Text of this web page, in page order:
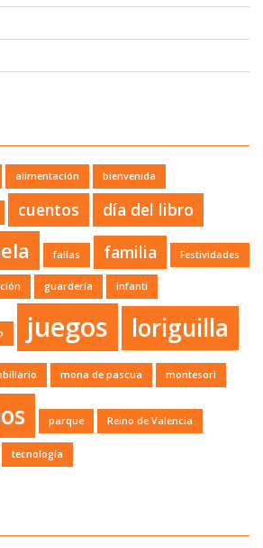
alimentación bienvenida
cuentos día del libro
fallas familia Festividades
guardería infanti
juegos loriguilla
mona de pascua montesori
parque Reino de Valencia
tecnología